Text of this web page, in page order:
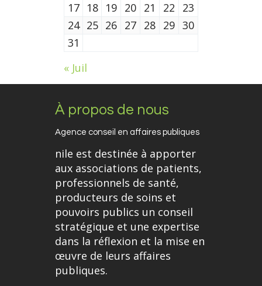
17
18 19 20 21 22
23
24 25 26 27 28 29 30
31
« Juil
À propos de nous
Agence conseil en affaires publiques
nile est destinée à apporter
aux associations de patients,
professionnels de santé,
producteurs de soins et
pouvoirs publics un conseil
stratégique et une expertise
dans la réflexion et la mise en
œuvre de leurs affaires
publiques.